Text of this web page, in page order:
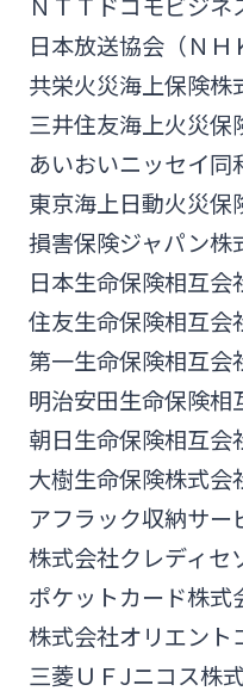
採用情報
お問い合わせ先一覧
日本放送協会（ＮＨ
共栄火災海上保険株
三井住友海上火災保
あいおいニッセイ
東京海上日動火災保
損害保険ジャパン株
日本生命保険相互会
住友生命保険相互会
第一生命保険相互会
明治安田生命保険相
朝日生命保険相互会
大樹生命保険株式会
アフラック収納サー
株式会社クレディセ
ポケットカード株式
株式会社オリエント
三菱ＵＦJニコス株